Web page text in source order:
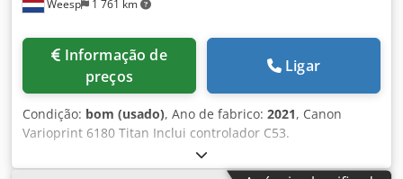
Weesp 1 761 km
preços
Ligar
Condição: bom (usado), Ano de fabrico: 2021, Canon
Varioprint 6180 Titan Inclui controlador C53.
Dkjdowutchepfx Amlsr Contador total: 17 milhões.
Disponível imediatamente. Todo o equipamento